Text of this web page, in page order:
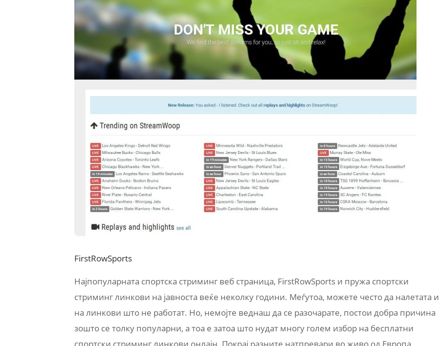
FirstRowSports
Најпопуларната спортска стриминг веб страница, FirstRowSports и пружа спортски
стриминг линкови на јавноста веќе неколку години. Меѓутоа, можете често да налетата и
на линкови што не работат. Но, немојте веднаш да се разочарате, постои добра причина
зошто се толку популарни, а тоа е затоа што нудат многу голем избор на бесплатни
спортски стриминг линкови онлајн. Покрај разните натпревари во живо од Европа,